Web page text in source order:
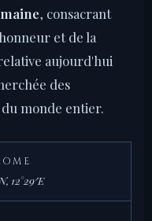
, consacrant
et de la
aujourd'hui
des
monde entier.
12°29′E